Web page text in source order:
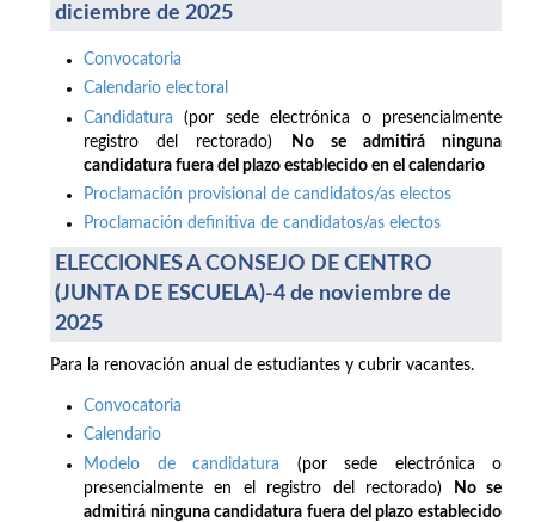
diciembre de 2025
Convocatoria
Calendario electoral
Candidatura (por sede electrónica o presencialmente
registro del rectorado)
No se admitirá ninguna
candidatura fuera del plazo establecido en el calendario
Proclamación provisional de candidatos/as electos
Proclamación definitiva de candidatos/as electos
ELECCIONES A CONSEJO DE CENTRO
(JUNTA DE ESCUELA)-4 de noviembre de
2025
Para la renovación anual de estudiantes y cubrir vacantes.
Convocatoria
Calendario
Modelo de candidatura (por sede electrónica o
presencialmente en el registro del rectorado)
No se
admitirá ninguna candidatura fuera del plazo establecido